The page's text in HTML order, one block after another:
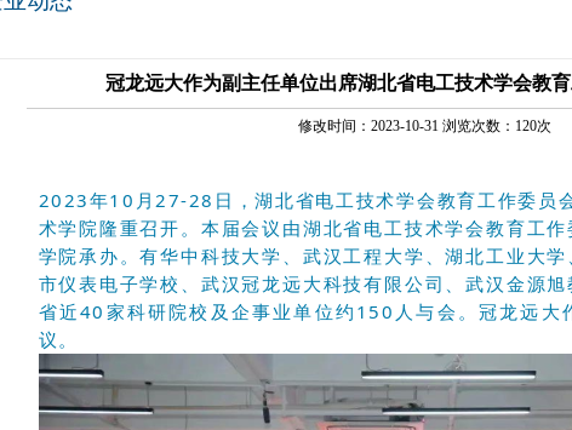
冠龙远大作为副主任单位出席湖北省电工技术学会教
修改时间：2023-10-31 浏览次数：120次
2023年10月27-28日，湖北省电工技术学会教育工作委员
术学院隆重召开。本届会议由湖北省电工技术学会教育工
学院承办。有华中科技大学、武汉工程大学、湖北工业大
市仪表电子学校、武汉冠龙远大科技有限公司、武汉金源
省近40家科研院校及企事业单位约150人与会。冠龙远大
议。